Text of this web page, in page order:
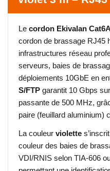
Le cordon Ekivalan
cordon de brassage RJ45
infrastructures réseau
serveurs, baies de
déploiements 10GbE en
S/FTP garantit 10 Gbps
passante de 500 MHz,
paire (feuillard aluminium)
La couleur violette
couleur des baies de
VDI/RNIS selon TIA-606